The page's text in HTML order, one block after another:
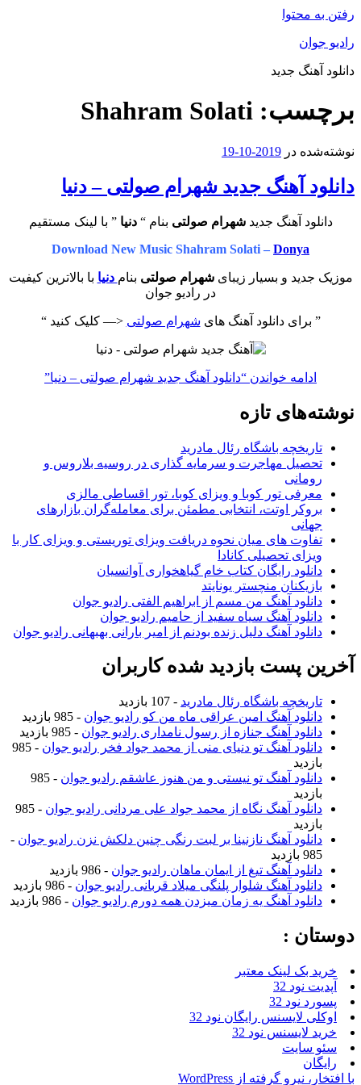
رفتن به محتوا
رادیو جوان
دانلود آهنگ جدید
برچسب: Shahram Solati
نوشته‌شده در 2019-10-19
دانلود آهنگ جدید شهرام صولتی – دنیا
دانلود آهنگ جدید شهرام صولتی بنام “ دنیا” با لینک مستقیم
Download New Music Shahram Solati – Donya
موزیک جدید و بسیار زیبای شهرام صولتی بنام دنیا با بالاترین کیفیت
در رادیو جوان
” برای دانلود آهنگ های شهرام صولتی <— کلیک کنید “
ادامه خواندن “دانلود آهنگ جدید شهرام صولتی – دنیا”
نوشته‌های تازه
تاریخچه باشگاه رئال مادرید
تحصیل مهاجرت و سرمایه گذاری در روسیه بلاروس و
رومانی
معرفی تور کوبا و ویزای کوبا، تور اقساطی مالزی
بروکر اوتت، انتخابی مطمئن برای معامله‌گران بازارهای
جهانی
تفاوت های میان نحوه دریافت ویزای توریستی و ویزای کار با
ویزای تحصیلی کانادا
دانلود رایگان کتاب خام گیاهخواری آوانسیان
بازیکنان منچستر یونایتد
دانلود آهنگ من مسم از ابراهیم الفتی رادیو جوان
دانلود آهنگ سیاه سفید از حامیم رادیو جوان
دانلود آهنگ دلیل زنده بودنم از امیر بارانی بهبهانی رادیو جوان
آخرین پست بازدید شده کاربران
تاریخچه باشگاه رئال مادرید - 107 بازدید
دانلود آهنگ امین عراقی ماه من کو رادیو جوان - 985 بازدید
دانلود آهنگ جنازه از رسول نامداری رادیو جوان - 985 بازدید
دانلود آهنگ تو دنیای منی از محمد جواد فخر رادیو جوان
- 985
بازدید
دانلود آهنگ تو نیستی و من هنوز عاشقم رادیو جوان
- 985
بازدید
دانلود آهنگ نگاه از محمد جواد علی مردانی رادیو جوان
- 985
بازدید
دانلود آهنگ نازنینا بر لبت رنگی چنین دلکش نزن رادیو جوان -
985 بازدید
دانلود آهنگ تیغ از ایمان ماهان رادیو جوان - 986 بازدید
دانلود آهنگ شلوار پلنگی میلاد قربانی رادیو جوان - 986 بازدید
دانلود آهنگ یه زمان میزدن همه دورم رادیو جوان - 986 بازدید
دوستان :
خرید بک لینک معتبر
آپدیت نود 32
پسورد نود 32
اوکلی لایسنس رایگان نود 32
خرید لایسنس نود 32
سئو سایت
رایگان
با افتخار، نیرو گرفته از WordPress